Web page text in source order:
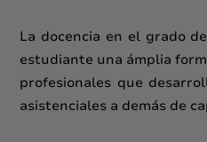
La docencia en el grado
estudiante una ámplia
profesionales que
asistenciales a demás de